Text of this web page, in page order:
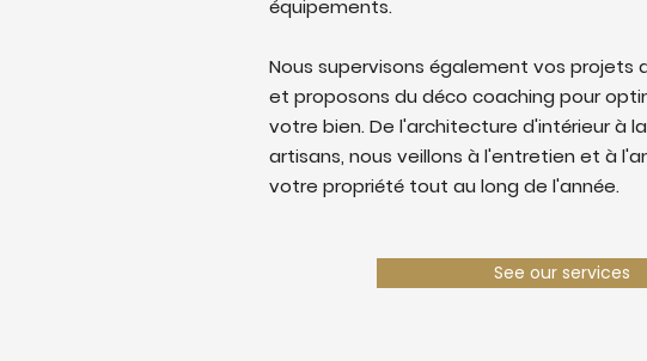
équipements.
Nous supervisons également vos projets
et proposons du déco coaching pour
votre bien. De l'architecture d'intérieur à
artisans, nous veillons à l'entretien et à
votre propriété tout au long de l'année.
See our services